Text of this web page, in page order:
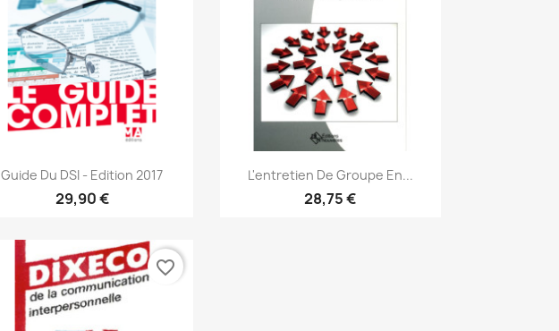
Aperçu rapide
Guide Du DSI - Edition 2017
29,90 €
Aperçu rapide
L'entretien De Groupe En...
28,75 €
favorite_border